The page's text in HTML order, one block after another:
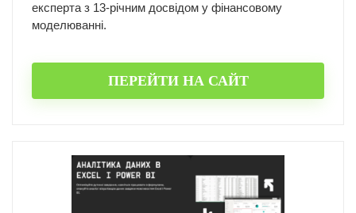
експерта з 13-річним досвідом у фінансовому
моделюванні.
ПЕРЕЙТИ НА САЙТ